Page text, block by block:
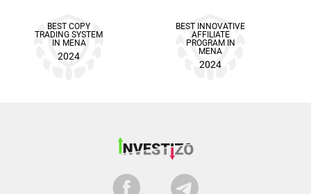
BEST COPY
TRADING SYSTEM
IN MENA
2024
BEST INNOVATIVE
AFFILIATE
PROGRAM IN
MENA
2024